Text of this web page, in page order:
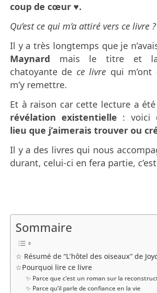
coup de cœur ♥.
Qu’est ce qui m’a attiré vers ce livre ?
Il y a très longtemps que je
Maynard mais le titre et la
chatoyante de ce livre qui m’ont
m’y remettre.
Et à raison car cette lecture a
révélation existentielle : voici
lieu que j’aimerais trouver ou
Il y a des livres qui nous
durant, celui-ci en fera partie,
Sommaire
☆ Résumé de “L’hôtel des oiseaux” de
☆Pourquoi lire ce livre
✨ Parce que c’est un roman sur la
✨ Parce qu’il parle de confiance en la vie